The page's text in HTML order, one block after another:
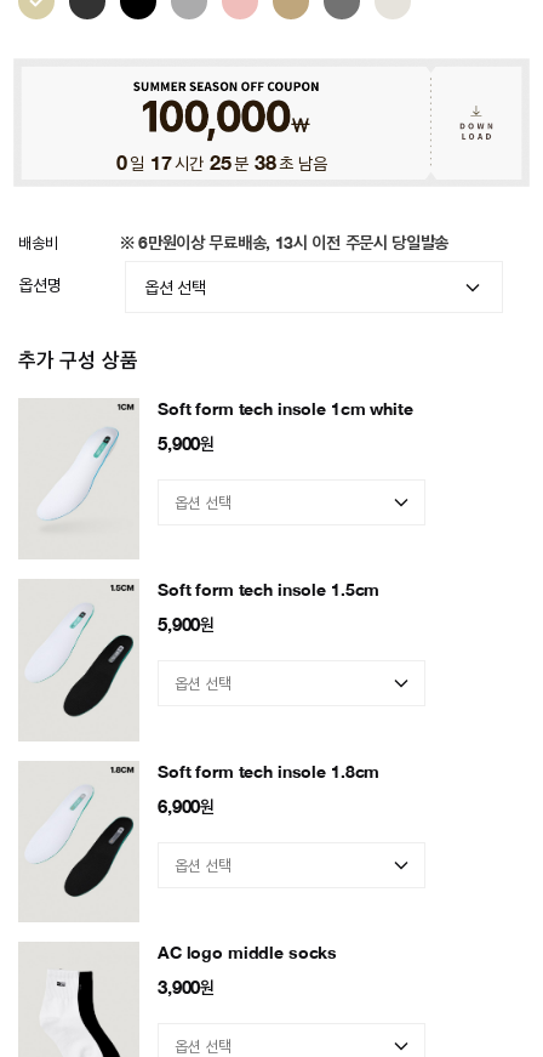
0일 17시간 25분 35초 남음
배송비 ※ 6만원이상 무료배송, 13시 이전 주문시 당일발송
옵션명
추가 구성 상품
Soft form tech insole 1cm white
5,900원
Soft form tech insole 1.5cm
5,900원
Soft form tech insole 1.8cm
6,900원
AC logo middle socks
3,900원